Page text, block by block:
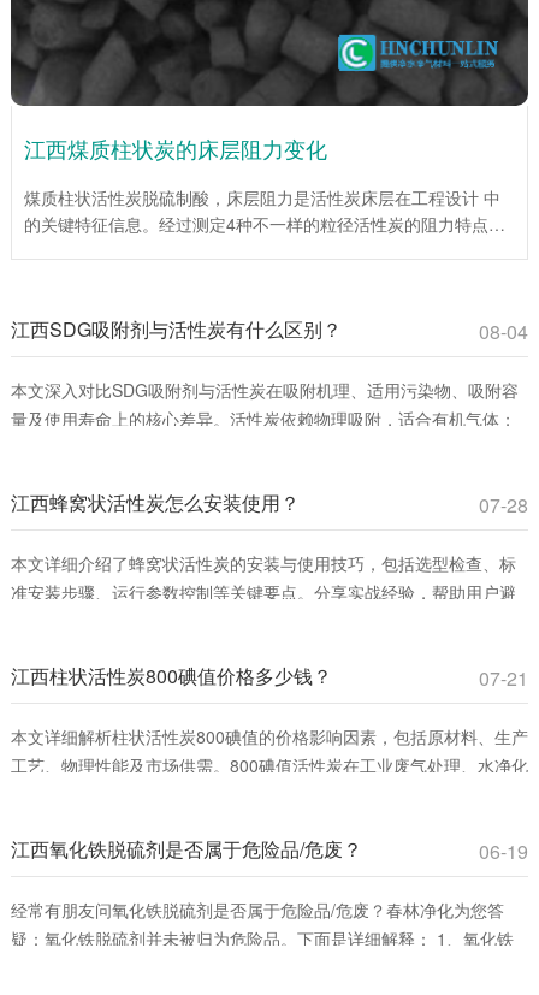
江西煤质柱状炭的床层阻力变化
煤质柱状活性炭脱硫制酸，床层阻力是活性炭床层在工程设计 中
的关键特征信息。经过测定4种不一样的粒径活性炭的阻力特点，
力较小时对床层平均阻力系数影响很大。活性炭(1mm)床层平均阻
力系数伴随着床层高度的增加而增加，活性炭(4mm、6mm、
10mm)床层平均阻力系数伴随着床层高度的增大而下降。
江西SDG吸附剂与活性炭有什么区别？ 08-04
本文深入对比SDG吸附剂与活性炭在吸附机理、适用污染物、吸附容
量及使用寿命上的核心差异。活性炭依赖物理吸附，适合有机气体；
江西蜂窝状活性炭怎么安装使用？ 07-28
本文详细介绍了蜂窝状活性炭的安装与使用技巧，包括选型检查、标
准安装步骤、运行参数控制等关键要点。分享实战经验，帮助用户避
江西柱状活性炭800碘值价格多少钱？ 07-21
本文详细解析柱状活性炭800碘值的价格影响因素，包括原材料、生产
工艺、物理性能及市场供需。800碘值活性炭在工业废气处理、水净化
江西氧化铁脱硫剂是否属于危险品/危废？ 06-19
经常有朋友问氧化铁脱硫剂是否属于危险品/危废？春林净化为您答
疑：氧化铁脱硫剂并未被归为危险品。下面是详细解释： 1、氧化铁